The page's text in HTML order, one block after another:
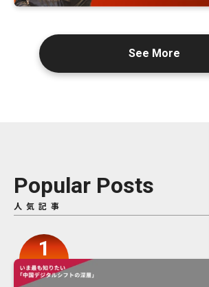
See More
Popular Posts
人気記事